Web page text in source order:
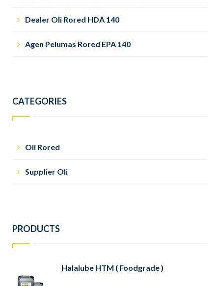
Dealer Oli Rored HDA 140
Agen Pelumas Rored EPA 140
CATEGORIES
Oli Rored
Supplier Oli
PRODUCTS
Halalube HTM ( Foodgrade )